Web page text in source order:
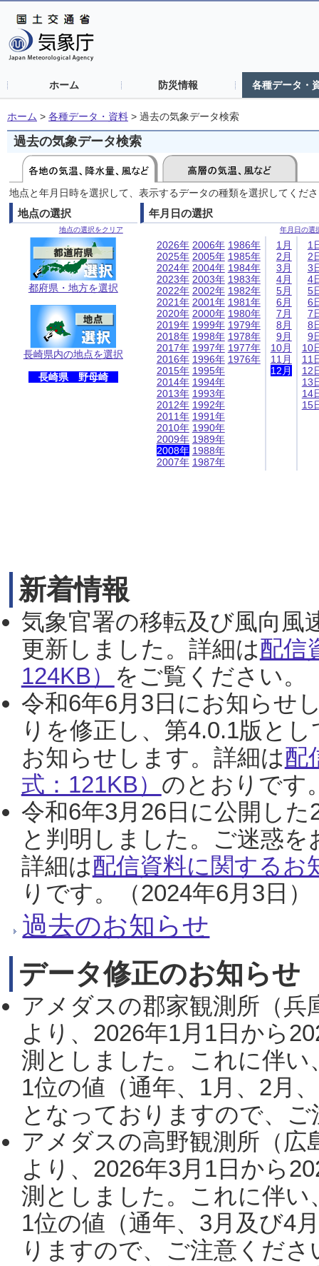
ホーム 防災情報 各種データ・
ホーム > 各種データ・資料 > 過去の気象データ検索
過去の気象データ検索
地点と年月日時を選択して、表示するデータの種類を選択してくだ
地点の選択
地点の選択をクリア
都府県・地方を選択
長崎県内の地点を選択
長崎県 野母崎
年月日の選択
年月日の選
2026年
2025年
2024年
2023年
2022年
2021年
2020年
2019年
2018年
2017年
2016年
2015年
2014年
2013年
2012年
2011年
2010年
2009年
2008年
2007年
2006年
2005年
2004年
2003年
2002年
2001年
2000年
1999年
1998年
1997年
1996年
1995年
1994年
1993年
1992年
1991年
1990年
1989年
1988年
1987年
1986年
1985年
1984年
1983年
1982年
1981年
1980年
1979年
1978年
1977年
1976年
1月
2月
3月
4月
5月
6月
7月
8月
9月
10月
11月
12月
1
2
3
4
5
6
7
8
9
10
11
12
13
14
15
新着情報
気象官署の移転及び風向風
更新しました。詳細は配信
124KB） をご覧ください。
令和6年6月3日にお知らせ
りを修正し、第4.0.1版と
お知らせします。詳細は配
式：121KB） のとおりです
令和6年3月26日に公開し
と判明しました。ご迷惑
詳細は配信資料に関するお
りです。（2024年6月3日）
過去のお知らせ
データ修正のお知らせ
アメダスの郡家観測所（
より、2026年1月1日から
測としました。これに伴い
1位の値（通年、1月、2月
となっておりますので、
アメダスの高野観測所（
より、2026年3月1日から
測としました。これに伴い
1位の値（通年、3月及び4
りますので、ご注意くだ